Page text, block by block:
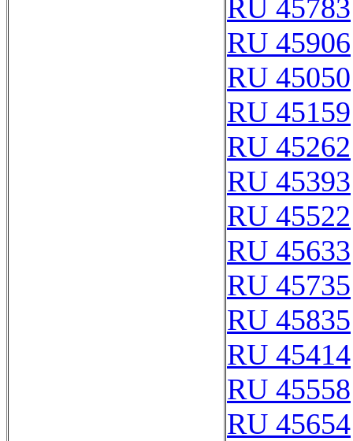
RU 45783
RU 45906
RU 45050
RU 45159
RU 45262
RU 45393
RU 45522
RU 45633
RU 45735
RU 45835
RU 45414
RU 45558
RU 45654